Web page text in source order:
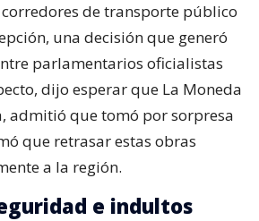
de transporte público
una decisión que generó
parlamentarios oficialistas
dijo esperar que La Moneda
admitió que tomó por sorpresa
que retrasar estas obras
a la región.
e indultos